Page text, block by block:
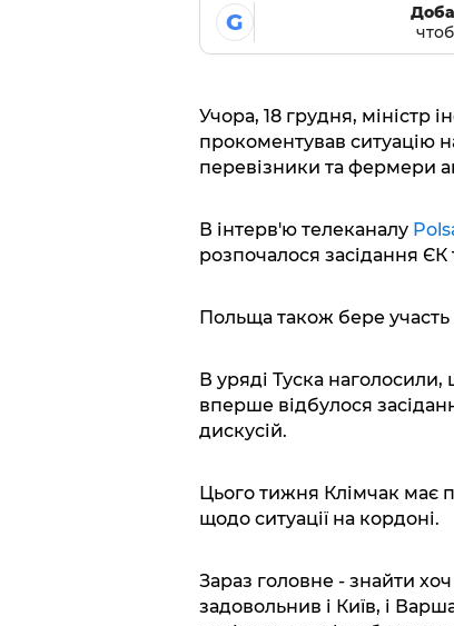
G
Учора, 18 грудня, міністр
прокоментував ситуацію
перевізники та фермери
В інтерв'ю телеканалу
розпочалося засідання ЄК
Польща також бере участь
В уряді Туска наголосили,
вперше відбулося
дискусій.
Цього тижня Клімчак має
щодо ситуації на кордоні.
Зараз головне - знайти
задовольнив і Київ, і